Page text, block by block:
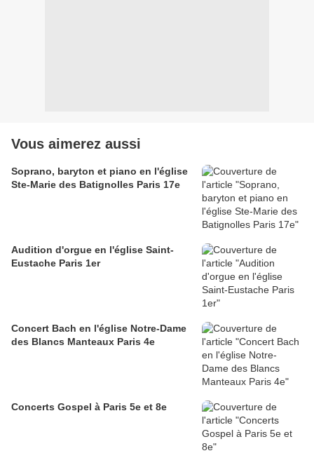
Vous aimerez aussi
Soprano, baryton et piano en l'église
Ste-Marie des Batignolles Paris 17e
Audition d'orgue en l'église Saint-
Eustache Paris 1er
Concert Bach en l'église Notre-Dame
des Blancs Manteaux Paris 4e
Concerts Gospel à Paris 5e et 8e